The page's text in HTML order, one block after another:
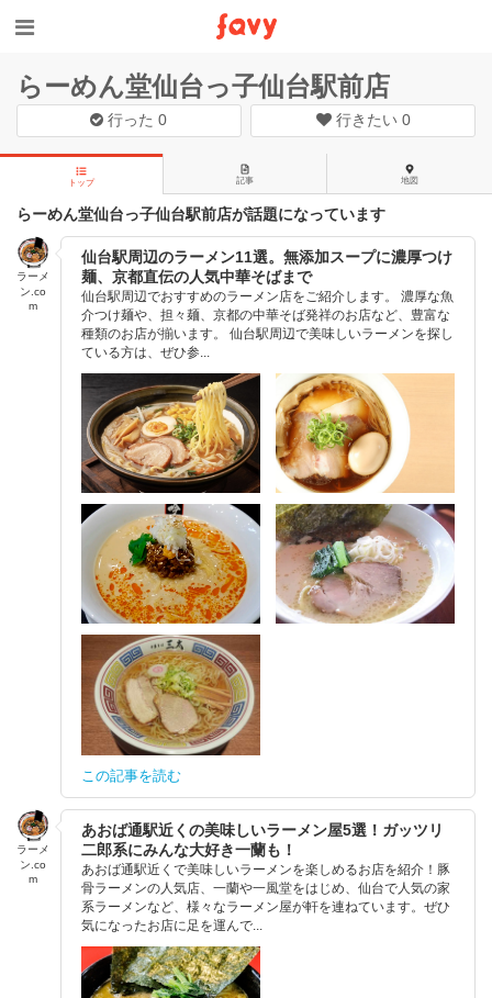
らーめん堂仙台っ子仙台駅前店
行った0 行きたい 0
トップ 記事 地図
らーめん堂仙台っ子仙台駅前店が話題になっています
ラーメ
ン.co
m
仙台駅周辺のラーメン11選。無添加スープに濃厚つけ
麺、京都直伝の人気中華そばまで
仙台駅周辺でおすすめのラーメン店をご紹介します。 濃厚な魚
介つけ麺や、担々麺、京都の中華そば発祥のお店など、豊富な
種類のお店が揃います。 仙台駅周辺で美味しいラーメンを探し
ている方は、ぜひ参...
この記事を読む
ラーメ
ン.co
m
あおば通駅近くの美味しいラーメン屋5選！ガッツリ
二郎系にみんな大好き一蘭も！
あおば通駅近くで美味しいラーメンを楽しめるお店を紹介！豚
骨ラーメンの人気店、一蘭や一風堂をはじめ、仙台で人気の家
系ラーメンなど、様々なラーメン屋が軒を連ねています。ぜひ
気になったお店に足を運んで...